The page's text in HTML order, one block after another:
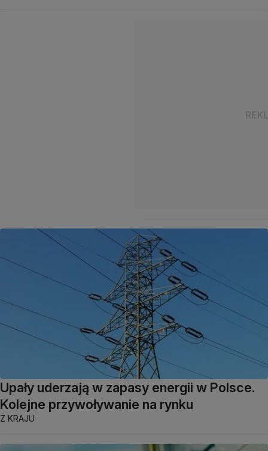
Upały uderzają w zapasy energii w Polsce.
Kolejne przywoływanie na rynku
Z KRAJU